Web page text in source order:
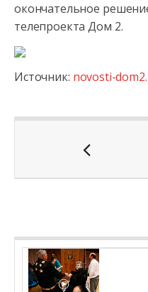
окончательное
телепроекта Дом 2.
Источник: novosti-